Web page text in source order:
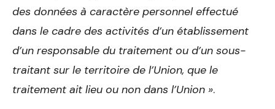
des données à caractère personnel effectué
dans le cadre des activités d’un établissement
d’un responsable du traitement ou d’un sous-
traitant sur le territoire de l’Union, que le
traitement ait lieu ou non dans l’Union ».